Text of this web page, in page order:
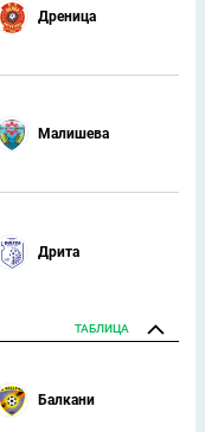
Дреница
Малишева
Дрита
ТАБЛИЦА
Балкани